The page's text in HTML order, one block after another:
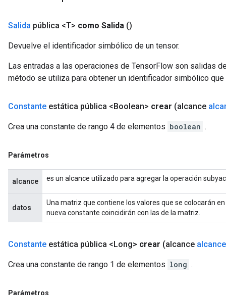
Salida pública <T> como Salida ()
Devuelve el identificador simbólico de un tensor.
Las entradas a las operaciones de TensorFlow son salidas
método se utiliza para obtener un identificador simbólico
Constante estática pública <Boolean> crear (alcance
Crea una constante de rango 4 de elementos boolean .
Parámetros
alcance es un alcance utilizado para agregar la operación
datos
Una matriz que contiene los valores que se colocarán
nueva constante coincidirán con las de la matriz.
Constante estática pública <Long> crear (alcance alcance
Crea una constante de rango 1 de elementos long .
Parámetros